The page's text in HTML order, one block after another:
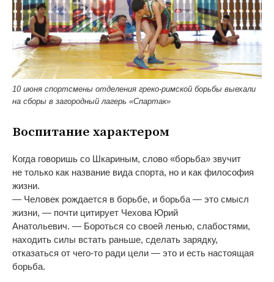
10 июня спортсмены отделения греко-римской борьбы выехали
на сборы в загородный лагерь «Спартак»
Воспитание характером
Когда говоришь со Шкариным, слово «борьба» звучит
не только как название вида спорта, но и как философия
жизни.
— Человек рождается в борьбе, и борьба — это смысл
жизни, — почти цитирует Чехова Юрий
Анатольевич. — Бороться со своей ленью, слабостями,
находить силы встать раньше, сделать зарядку,
отказаться от чего-то ради цели — это и есть настоящая
борьба.